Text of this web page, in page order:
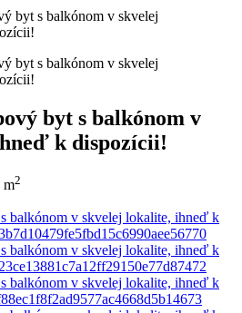
byt s balkónom v
k dispozícii!
m2